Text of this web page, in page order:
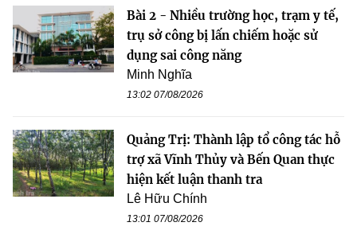
Bài 2 - Nhiều trường học, trạm y tế,
trụ sở công bị lấn chiếm hoặc sử
dụng sai công năng
Minh Nghĩa
13:02 07/08/2026
Quảng Trị: Thành lập tổ công tác hỗ
trợ xã Vĩnh Thủy và Bến Quan thực
hiện kết luận thanh tra
Lê Hữu Chính
13:01 07/08/2026